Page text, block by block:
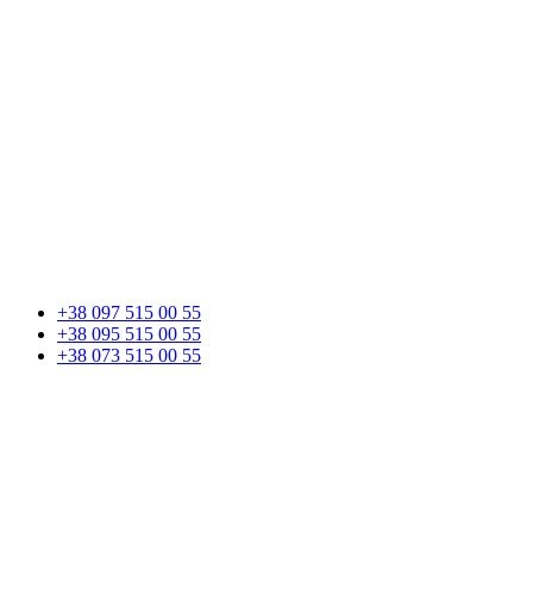
+38 097 515 00 55
+38 095 515 00 55
+38 073 515 00 55